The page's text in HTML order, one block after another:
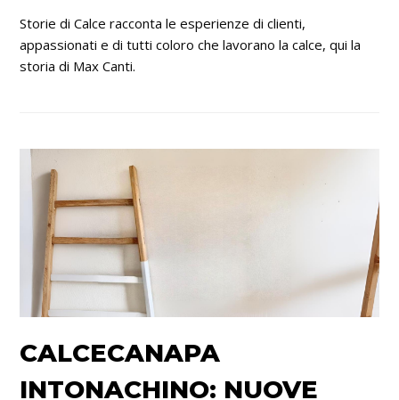
Storie di Calce racconta le esperienze di clienti,
appassionati e di tutti coloro che lavorano la calce, qui la
storia di Max Canti.
CALCECANAPA
INTONACHINO: NUOVE